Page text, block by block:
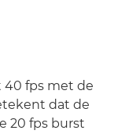
40 fps met de
dat de
20 fps burst